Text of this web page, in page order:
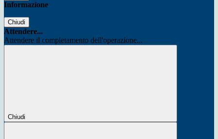
Informazione
Chiudi
Attendere...
Attendere il completamento dell'operazione...
Chiudi